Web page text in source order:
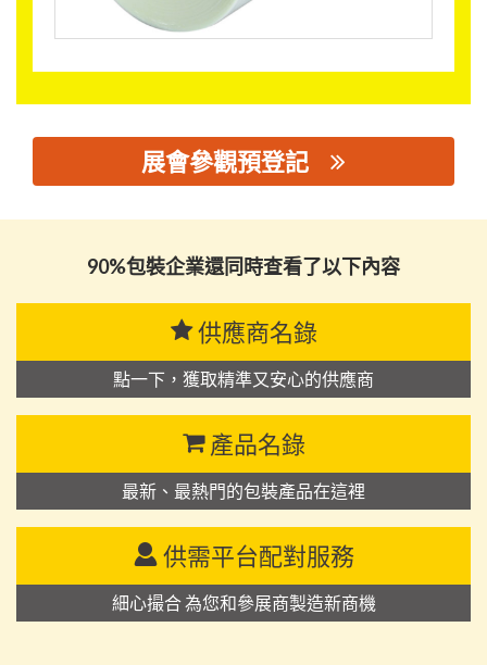
展會參觀預登記
90%包裝企業還同時查看了以下內容
供應商名錄
點一下，獲取精準又安心的供應商
產品名錄
最新、最熱門的包裝產品在這裡
供需平台配對服務
細心撮合 為您和參展商製造新商機